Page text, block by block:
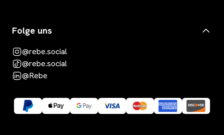
Folge uns
@rebe.social
@rebe.social
@Rebe